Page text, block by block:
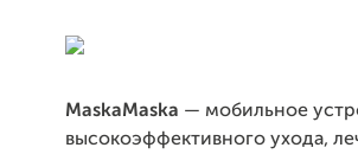
MaskaMaska — мобильное
высокоэффективного ухода,